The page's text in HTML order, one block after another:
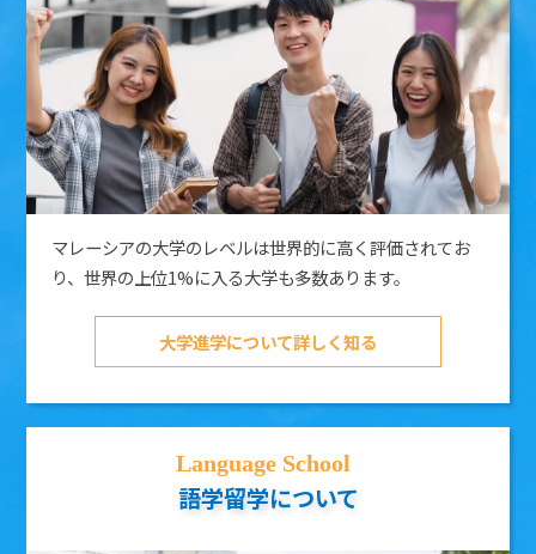
マレーシアの大学のレベルは世界的に高く評価されてお
り、世界の上位1%に入る大学も多数あります。
大学進学について詳しく知る
語学留学について